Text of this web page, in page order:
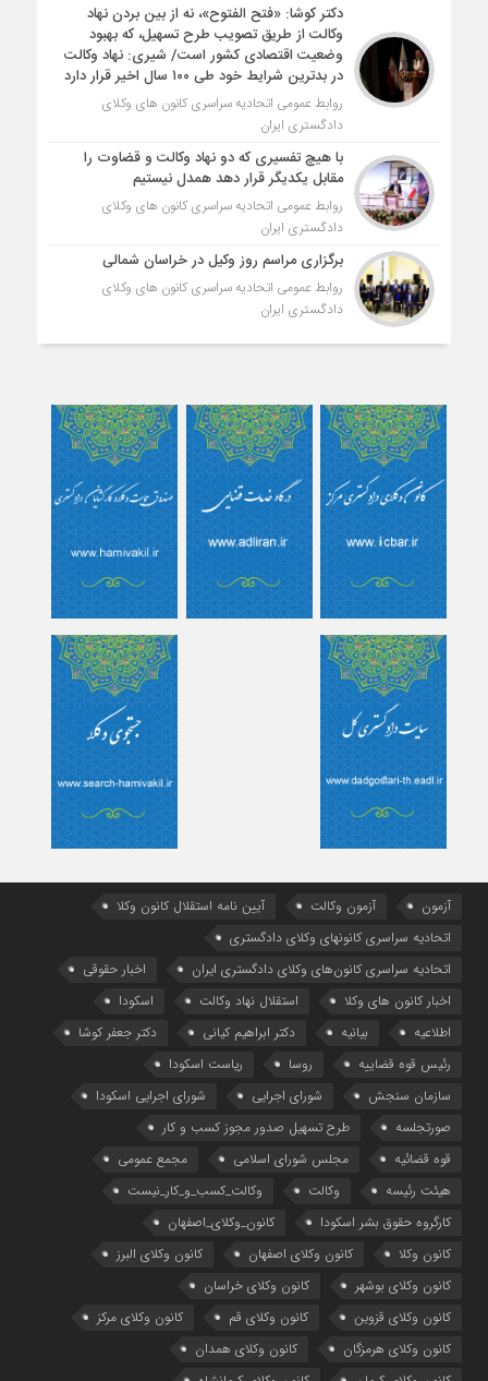
دکتر کوشا: «فتح الفتوح»، نه از بین بردن نهاد
وکالت از طریق تصویب طرح تسهیل، که بهبود
وضعیت اقتصادی کشور است/ شیری: نهاد وکالت
در بدترین شرایط خود طی ۱۰۰ سال اخیر قرار دارد
روابط عمومی اتحادیه سراسری کانون های وکلای
دادگستری ایران
با هیچ تفسیری که دو نهاد وکالت و قضاوت را
مقابل یکدیگر قرار دهد همدل نیستیم
روابط عمومی اتحادیه سراسری کانون های وکلای
دادگستری ایران
برگزاری مراسم روز وکیل در خراسان شمالی
روابط عمومی اتحادیه سراسری کانون های وکلای
دادگستری ایران
آزمون آزمون وکالت
آیین ‌نامه استقلال کانون وکلا
اتحادیه سراسری کانونهای وکلای دادگستری
اتحادیه سراسری کانون‌های وکلای دادگستری ایران
اخبار حقوقی
اخبار کانون های وکلا
استقلال نهاد وکالت
اسکودا
اطلاعیه
بیانیه دکتر ابراهیم کیانی
دکتر جعفر کوشا
رئیس قوه قضاییه
روسا
ریاست اسکودا
سازمان سنجش
شورای اجرایی
شورای اجرایی اسکودا
صورتجلسه
طرح تسهیل صدور مجوز کسب و کار
قوه قضائیه
مجلس شورای اسلامی
مجمع عمومی
هیئت رئیسه
وکالت
وکالت_کسب_و_کار_نیست
کارگروه حقوق بشر اسکودا
کانون_وکلای_اصفهان
کانون وکلا
کانون وکلای اصفهان
کانون وکلای البرز
کانون وکلای بوشهر
کانون وکلای خراسان
کانون وکلای قزوین
کانون وکلای قم
کانون وکلای مرکز
کانون وکلای هرمزگان
کانون وکلای همدان